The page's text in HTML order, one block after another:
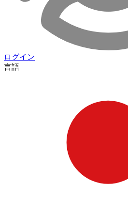
ログイン
言語